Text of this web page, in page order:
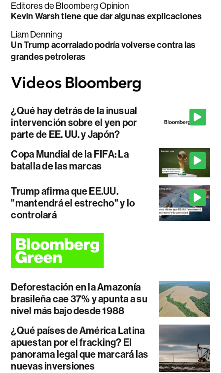
Editores de Bloomberg Opinion
Kevin Warsh tiene que dar algunas explicaciones
Liam Denning
Un Trump acorralado podría volverse contra las
grandes petroleras
¿Qué hay detrás de la inusual
intervención sobre el yen por
parte de EE. UU. y Japón?
Copa Mundial de la FIFA: La
batalla de las marcas
Trump afirma que EE.UU.
"mantendrá el estrecho" y lo
controlará
Deforestación en la Amazonía
brasileña cae 37% y apunta a su
nivel más bajo desde 1988
¿Qué países de América Latina
apuestan por el fracking? El
panorama legal que marcará las
nuevas inversiones